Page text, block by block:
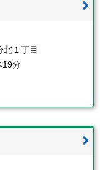
北１丁目
19分